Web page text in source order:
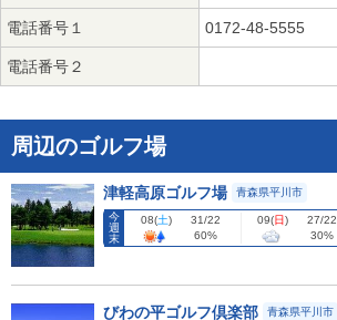
電話番号１ 0172-48-5555
電話番号２
周辺のゴルフ場
津軽高原ゴルフ場
青森県平川市
今
週
末
08(土)
31/22
60%
09(日)
27/22
30%
びわの平ゴルフ倶楽部
青森県平川市